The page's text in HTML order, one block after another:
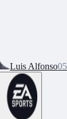
Luis Alfonso